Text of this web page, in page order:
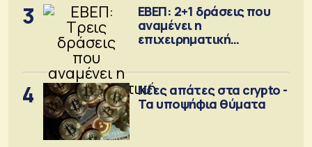
3
ΕΒΕΠ: 2+1 δράσεις που
αναμένει η
επιχειρηματική
4
Νέες απάτες στα crypto -
Τα υποψήφια θύματα